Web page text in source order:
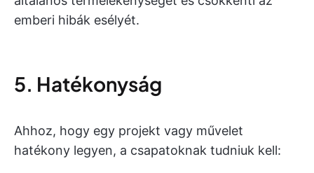
emberi hibák esélyét.
5. Hatékonyság
Ahhoz, hogy egy projekt vagy művelet
hatékony legyen, a csapatoknak tudniuk kell: